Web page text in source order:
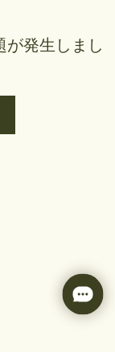
が発生しまし